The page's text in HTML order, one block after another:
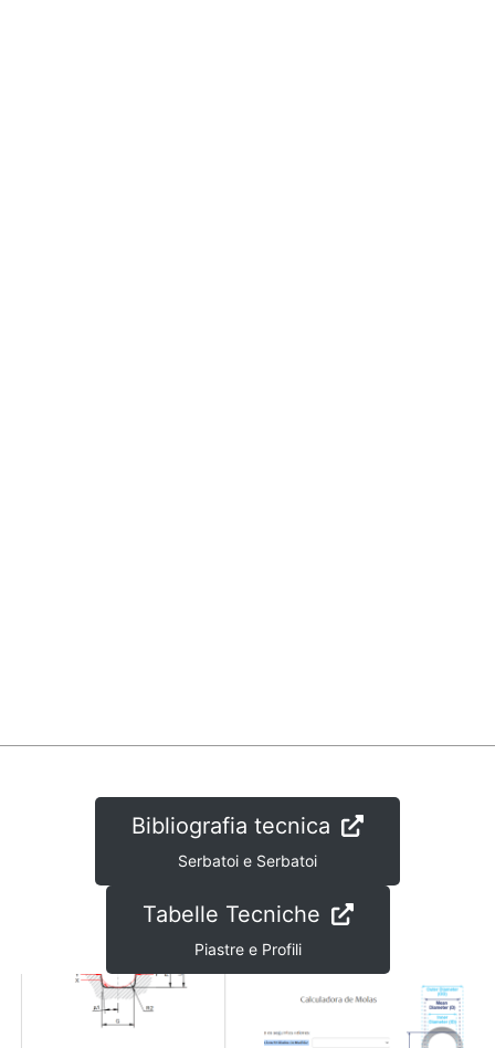
Bibliografia tecnica
Serbatoi e Serbatoi
Tabelle Tecniche
Piastre e Profili